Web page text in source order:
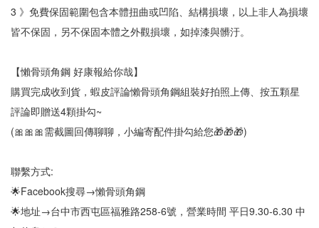
3 》免費保固範圍包含本體扭曲或凹陷、結構損壞，以上非人為損壞
皆不保固，另不保固本體之外觀損壞，如掉漆與髒汙。
【懶骨頭角鋼 好康報給你哉】
購買完成收到貨，蝦皮評論懶骨頭角鋼組裝好拍照上傳、按五顆星
評論即贈送4顆掛勾~
(🎀🎀🎀需截圖回傳聊聊，小編寄配件掛勾給您🎁🎁🎁)
聯繫方式:
🌟Facebook搜尋→懶骨頭角鋼
🌟地址→台中市西屯區福雅路258-6號，營業時間 平日9.30-6.30 中